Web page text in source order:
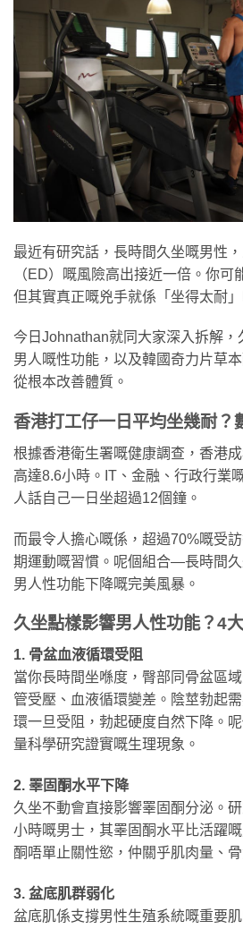
最近有研究話，長時間久坐嘅男性
（ED）嘅風險高出接近一倍。你可
但其實真正嘅兇手就係「坐得太耐
今日Johnathan就同大家深入拆解，
男人嘅性功能，以及韓國奇力片草
從根本改善體質。
香港打工仔一日平均坐幾耐？
根據香港衛生署嘅健康調查，香港
高達8.6小時。IT、金融、行政行業
人話自己一日坐超過12個鐘。
而最令人擔心嘅係，超過70%嘅受
期運動嘅習慣。呢個組合—長時間
男人性功能下降嘅完美風暴。
久坐點樣影響男人性功能？4
1. 骨盆血液循環受阻
當你長時間坐喺度，臀部同骨盆區
管受壓、血液循環變差。陰莖勃起
環一旦受阻，勃起硬度自然下降。
量科學研究證實嘅生理現象。
2. 睪固酮水平下降
久坐不動會直接影響睪固酮分泌。
小時嘅男士，其睪固酮水平比活躍
酮唔單止關性慾，仲關乎肌肉量、
3. 盆底肌群弱化
盆底肌係支撐男性生殖系統嘅重要